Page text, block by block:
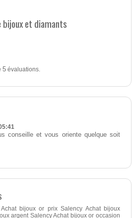
et diamants
5évaluations.
conseille et vous oriente quelque soit
bijoux or prix Salency Achat bijoux
argent Salency Achat bijoux or occasion